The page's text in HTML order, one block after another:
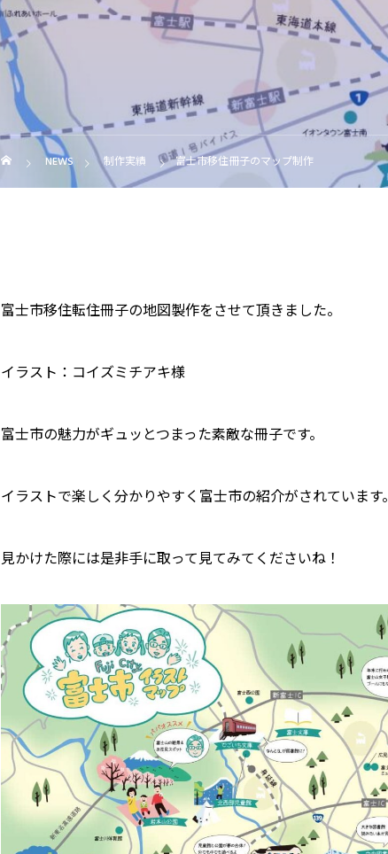
NEWS 制作実績 富士市移住冊子のマップ制作
富士市移住転住冊子の地図製作をさせて頂きました。
イラスト：コイズミチアキ様
富士市の魅力がギュッとつまった素敵な冊子です。
イラストで楽しく分かりやすく富士市の紹介がされています。
見かけた際には是非手に取って見てみてくださいね！